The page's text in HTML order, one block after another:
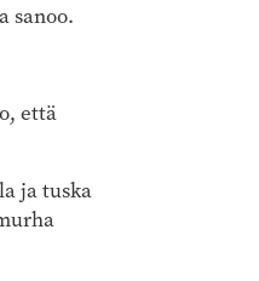
sanoo.
että
ja tuska